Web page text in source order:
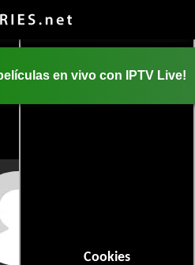
Cookies
en vivo con IPTV Live!